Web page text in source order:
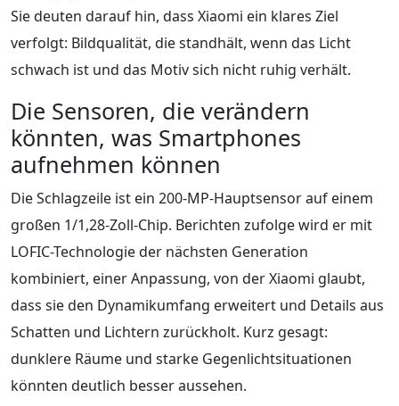
Sie deuten darauf hin, dass Xiaomi ein klares Ziel
verfolgt: Bildqualität, die standhält, wenn das Licht
schwach ist und das Motiv sich nicht ruhig verhält.
Die Sensoren, die verändern
könnten, was Smartphones
aufnehmen können
Die Schlagzeile ist ein 200-MP-Hauptsensor auf einem
großen 1/1,28-Zoll-Chip. Berichten zufolge wird er mit
LOFIC-Technologie der nächsten Generation
kombiniert, einer Anpassung, von der Xiaomi glaubt,
dass sie den Dynamikumfang erweitert und Details aus
Schatten und Lichtern zurückholt. Kurz gesagt:
dunklere Räume und starke Gegenlichtsituationen
könnten deutlich besser aussehen.